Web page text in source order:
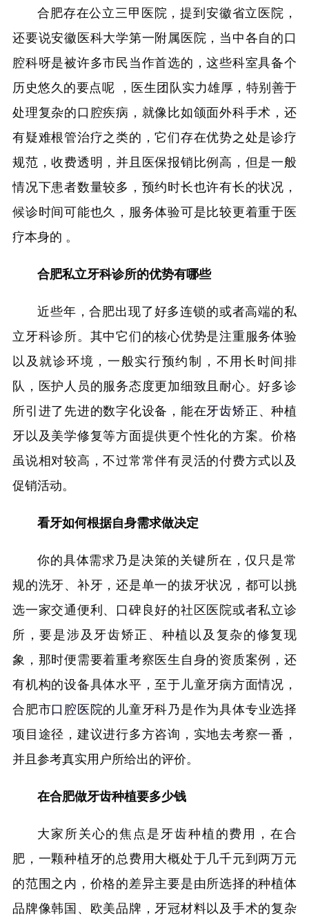
合肥存在公立三甲医院，提到安徽省立医院，
还要说安徽医科大学第一附属医院，当中各自的口
腔科呀是被许多市民当作首选的，这些科室具备个
历史悠久的要点呢 ，医生团队实力雄厚，特别善于
处理复杂的口腔疾病，就像比如颌面外科手术，还
有疑难根管治疗之类的，它们存在优势之处是诊疗
规范，收费透明，并且医保报销比例高，但是一般
情况下患者数量较多，预约时长也许有长的状况，
候诊时间可能也久，服务体验可是比较更着重于医
疗本身的 。
合肥私立牙科诊所的优势有哪些
近些年，合肥出现了好多连锁的或者高端的私
立牙科诊所。其中它们的核心优势是注重服务体验
以及就诊环境，一般实行预约制，不用长时间排
队，医护人员的服务态度更加细致且耐心。好多诊
所引进了先进的数字化设备，能在牙齿矫正 、种植
牙以及美学修复等方面提供更个性化的方案。价格
虽说相对较高，不过常常伴有灵活的付费方式以及
促销活动。
看牙如何根据自身需求做决定
你的具体需求乃是决策的关键所在，仅只是常
规的洗牙、补牙，还是单一的拔牙状况，都可以挑
选一家交通便利、口碑良好的社区医院或者私立诊
所，要是涉及牙齿矫正、种植以及复杂的修复现
象，那时便需要着重考察医生自身的资质案例，还
有机构的设备具体水平，至于儿童牙病方面情况，
合肥市口腔医院的儿童牙科乃是作为具体专业选择
项目途径，建议进行多方咨询，实地去考察一番，
并且参考真实用户所给出的评价。
在合肥做牙齿种植要多少钱
大家所关心的焦点是牙齿种植的费用，在合
肥，一颗种植牙的总费用大概处于几千元到两万元
的范围之内，价格的差异主要是由所选择的种植体
品牌像韩国、欧美品牌，牙冠材料以及手术的复杂